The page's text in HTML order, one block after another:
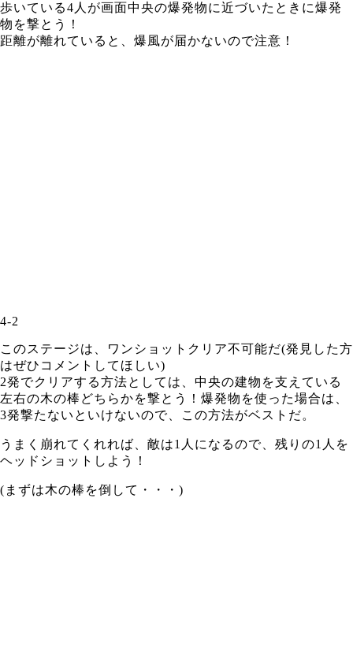
歩いている4人が画面中央の爆発物に近づいたときに爆発
物を撃とう！
距離が離れていると、爆風が届かないので注意！
4-2
このステージは、ワンショットクリア不可能だ(発見した方
はぜひコメントしてほしい)
2発でクリアする方法としては、中央の建物を支えている
左右の木の棒どちらかを撃とう！爆発物を使った場合は、
3発撃たないといけないので、この方法がベストだ。
うまく崩れてくれれば、敵は1人になるので、残りの1人を
ヘッドショットしよう！
(まずは木の棒を倒して・・・)